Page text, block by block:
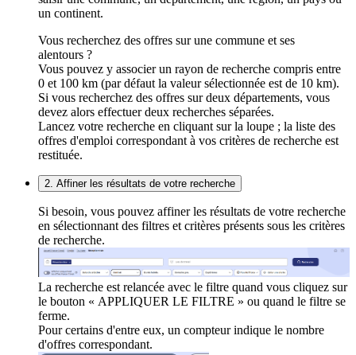
un continent.
Vous recherchez des offres sur une commune et ses
alentours ?
Vous pouvez y associer un rayon de recherche compris entre
0 et 100 km (par défaut la valeur sélectionnée est de 10 km).
Si vous recherchez des offres sur deux départements, vous
devez alors effectuer deux recherches séparées.
Lancez votre recherche en cliquant sur la loupe ; la liste des
offres d'emploi correspondant à vos critères de recherche est
restituée.
2. Affiner les résultats de votre recherche
Si besoin, vous pouvez affiner les résultats de votre recherche
en sélectionnant des filtres et critères présents sous les critères
de recherche.
La recherche est relancée avec le filtre quand vous cliquez sur
le bouton « APPLIQUER LE FILTRE » ou quand le filtre se
ferme.
Pour certains d'entre eux, un compteur indique le nombre
d'offres correspondant.